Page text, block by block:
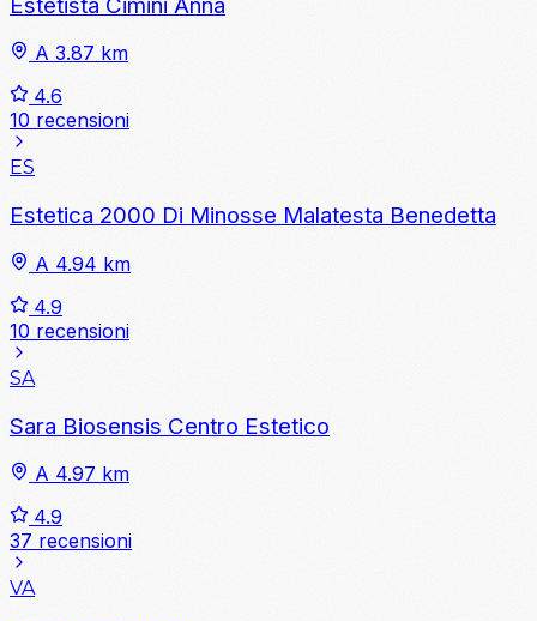
A 3.87 km
4.6
10 recensioni
ES
Estetica 2000 Di Minosse Malatesta Benedetta
A 4.94 km
4.9
10 recensioni
SA
Sara Biosensis Centro Estetico
A 4.97 km
4.9
37 recensioni
VA